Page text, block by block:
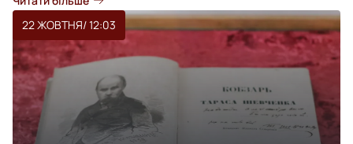
22 ЖОВТНЯ/ 12:03